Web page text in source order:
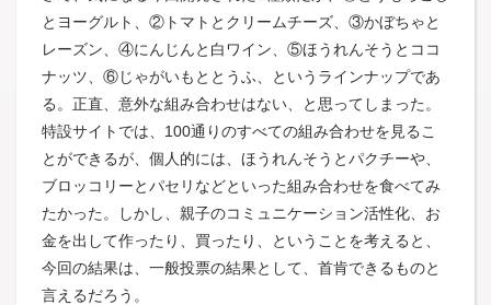
とヨーグルト、②トマトとクリームチーズ、③かぼちゃと
レーズン、④にんじんと白ワイン、⑤ほうれんそうとココ
ナッツ、⑥じゃがいもととうふ、というラインナップであ
る。正直、意外な組み合わせはない、と思ってしまった。
特設サイトでは、100通りのすべての組み合わせを見るこ
とができるが、個人的には、ほうれんそうとパクチーや、
ブロッコリーとパセリなどといった組み合わせを食べてみ
たかった。しかし、親子のコミュニケーション活性化、お
金を出して作ったり、買ったり、ということを考えると、
今回の結果は、一般投票の結果として、首肯できるものと
言えるだろう。